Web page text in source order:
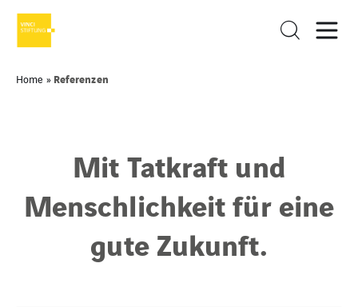
Home » Referenzen
Mit Tatkraft und
Menschlichkeit für eine
gute Zukunft.